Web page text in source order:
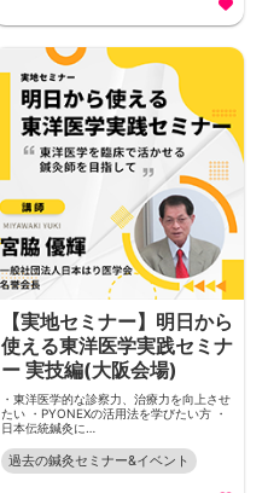
【実地セミナー】明日から
使える東洋医学実践セミナ
ー 実技編(大阪会場)
・東洋医学的な診察力、治療力を向上させ
たい ・PYONEXの活用法を学びたい方 ・
日本伝統鍼灸に…
過去の鍼灸セミナー&イベント